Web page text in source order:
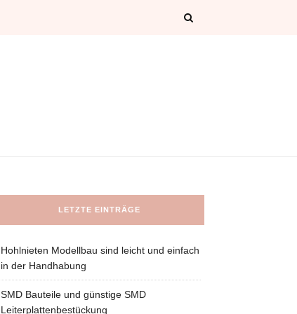
LETZTE EINTRÄGE
Hohlnieten Modellbau sind leicht und einfach
in der Handhabung
SMD Bauteile und günstige SMD
Leiterplattenbestückung